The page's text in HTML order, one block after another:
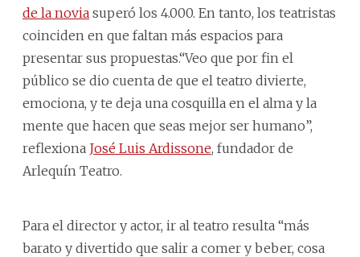
de la novia superó los 4.000. En tanto, los teatristas
coinciden en que faltan más espacios para
presentar sus propuestas.“Veo que por fin el
público se dio cuenta de que el teatro divierte,
emociona, y te deja una cosquilla en el alma y la
mente que hacen que seas mejor ser humano”,
reflexiona José Luis Ardissone, fundador de
Arlequín Teatro.
Para el director y actor, ir al teatro resulta “más
barato y divertido que salir a comer y beber, cosa